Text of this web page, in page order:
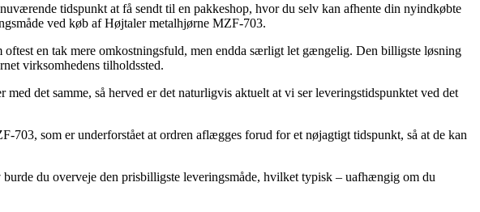
tidspunkt at få sendt til en pakkeshop, hvor du selv kan afhente din nyindkøbte
ved køb af Højtaler metalhjørne MZF-703.
en tak mere omkostningsfuld, men endda særligt let gængelig. Den billigste løsning
virksomhedens tilholdssted.
det samme, så herved er det naturligvis aktuelt at vi ser leveringstidspunktet ved det
som er underforstået at ordren aflægges forud for et nøjagtigt tidspunkt, så at de kan
du overveje den prisbilligste leveringsmåde, hvilket typisk – uafhængig om du